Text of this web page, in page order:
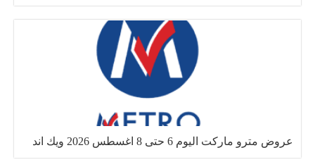
عروض مترو ماركت اليوم 6 حتى 8 اغسطس 2026 ويك اند